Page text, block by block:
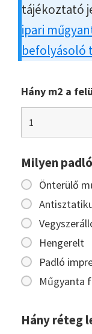
tájékoztató
ipari
befolyásoló
Hány m2 a
Milyen
Önterülő
Hengerelt
Padló
Műgyanta
Hány réteg